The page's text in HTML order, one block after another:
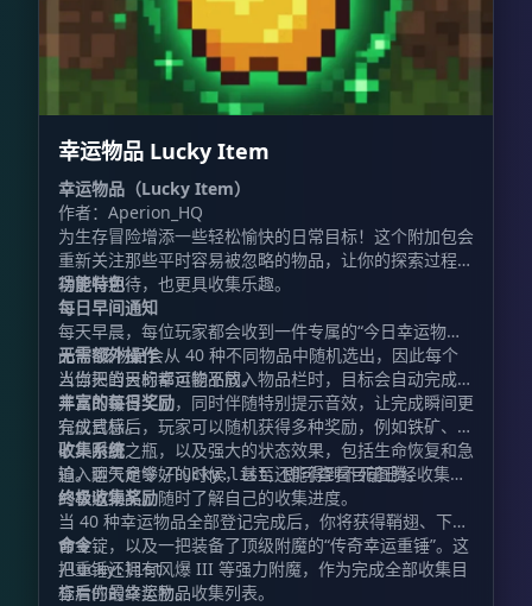
幸运物品 Lucky Item
幸运物品（Lucky Item）
作者：Aperion_HQ
为生存冒险增添一些轻松愉快的日常目标！这个附加包会
重新关注那些平时容易被忽略的物品，让你的探索过程变
得更有期待，也更具收集乐趣。
功能特色
每日早间通知
每天早晨，每位玩家都会收到一件专属的“今日幸运物
品”。该物品会从 40 种不同物品中随机选出，因此每个
人当天的目标都可能不同。
无需额外操作
当你把当天的幸运物品放入物品栏时，目标会自动完成，
并立即获得奖励，同时伴随特别提示音效，让完成瞬间更
有仪式感。
丰富的每日奖励
完成目标后，玩家可以随机获得多种奖励，例如铁矿、金
矿、附魔之瓶，以及强大的状态效果，包括生命恢复和急
迫。运气足够好的时候，甚至还能得到不死图腾。
收集系统
输入聊天命令/lucky:list，即可查看目前已经收集过
的幸运物品，随时了解自己的收集进度。
终极收集奖励
当 40 种幸运物品全部登记完成后，你将获得鞘翅、下界
合金锭，以及一把装备了顶级附魔的“传奇幸运重锤”。这
把重锤还拥有风爆 III 等强力附魔，作为完成全部收集目
标后的最终奖励。
命令
/lucky:list
查看你的幸运物品收集列表。